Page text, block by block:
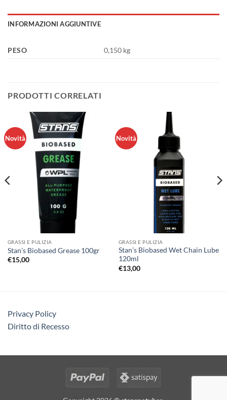
INFORMAZIONI AGGIUNTIVE
PESO 0,150 kg
PRODOTTI CORRELATI
Novità
GRASSI E PULIZIA
Stan’s Biobased Grease 100gr
€15,00
Novità
GRASSI E PULIZIA
Stan’s Biobased Wet Chain Lube
120ml
€13,00
Privacy Policy
Diritto di Recesso